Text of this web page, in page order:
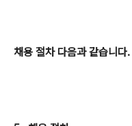
채용 절차 다음과 같습니다.